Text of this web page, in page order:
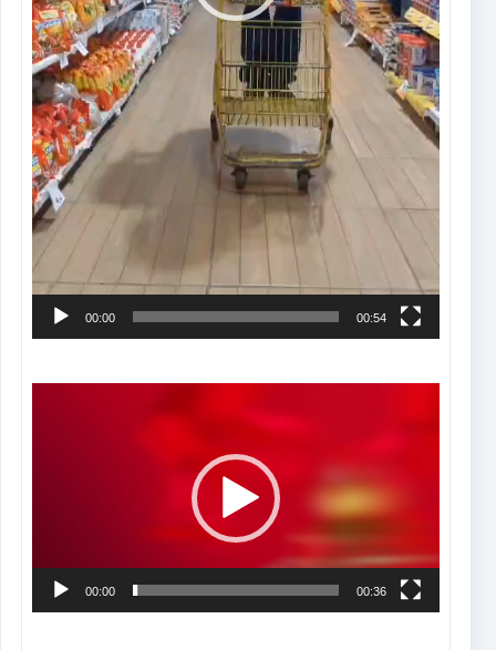
00:00 00:54
00:00 00:36